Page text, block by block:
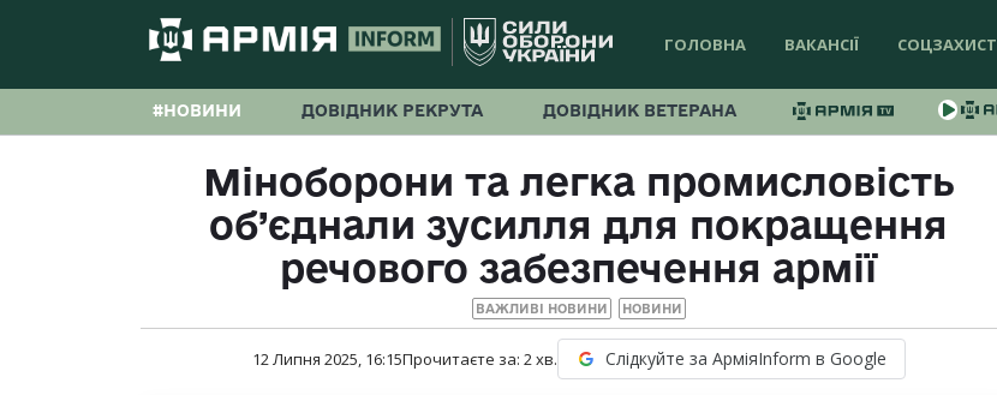
ГОЛОВНА ВАКАНСІЇ СОЦЗАХИСТ
#НОВИНИ ДОВІДНИК РЕКРУТА ДОВІДНИК ВЕТЕРАНА
Міноборони та легка промисловість
об’єднали зусилля для покращення
речового забезпечення армії
ВАЖЛИВІ НОВИНИ НОВИНИ
12 Липня 2025, 16:15Прочитаєте за: 2хв. Слідкуйте за АрміяInform в Google